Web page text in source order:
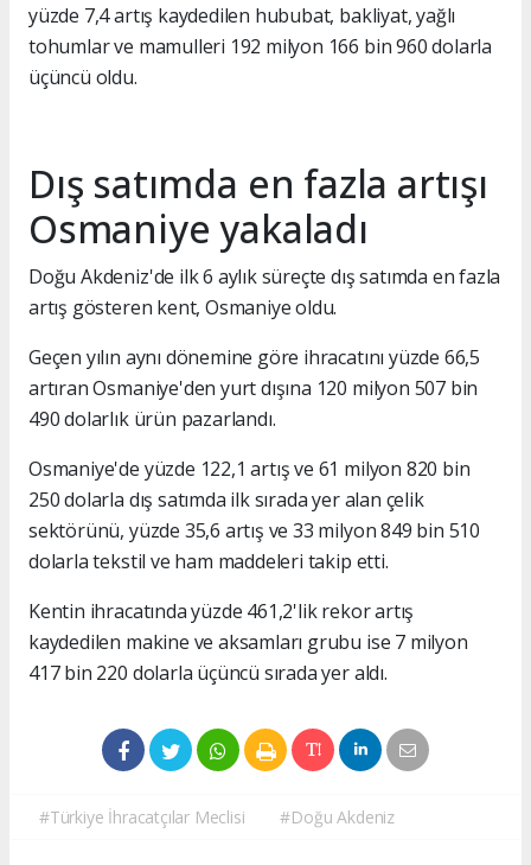
yüzde 7,4 artış kaydedilen hububat, bakliyat, yağlı
tohumlar ve mamulleri 192 milyon 166 bin 960 dolarla
üçüncü oldu.
Dış satımda en fazla artışı
Osmaniye yakaladı
Doğu Akdeniz'de ilk 6 aylık süreçte dış satımda en fazla
artış gösteren kent, Osmaniye oldu.
Geçen yılın aynı dönemine göre ihracatını yüzde 66,5
artıran Osmaniye'den yurt dışına 120 milyon 507 bin
490 dolarlık ürün pazarlandı.
Osmaniye'de yüzde 122,1 artış ve 61 milyon 820 bin
250 dolarla dış satımda ilk sırada yer alan çelik
sektörünü, yüzde 35,6 artış ve 33 milyon 849 bin 510
dolarla tekstil ve ham maddeleri takip etti.
Kentin ihracatında yüzde 461,2'lik rekor artış
kaydedilen makine ve aksamları grubu ise 7 milyon
417 bin 220 dolarla üçüncü sırada yer aldı.
#Türkiye İhracatçılar Meclisi #Doğu Akdeniz